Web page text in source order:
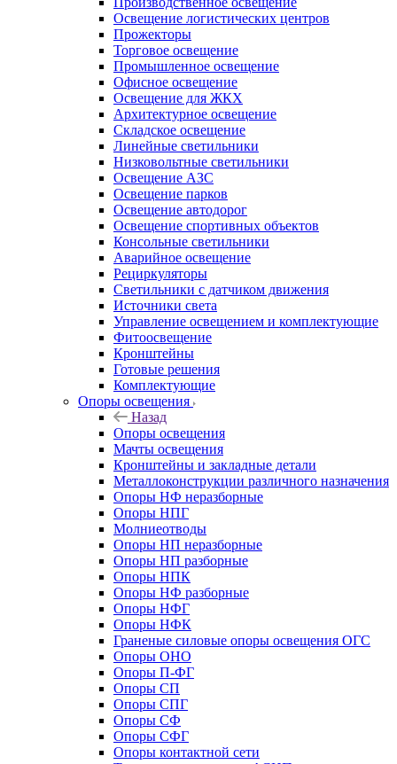
Освещение логистических центров
Прожекторы
Торговое освещение
Промышленное освещение
Офисное освещение
Освещение для ЖКХ
Архитектурное освещение
Складское освещение
Линейные светильники
Низковольтные светильники
Освещение АЗС
Освещение парков
Освещение автодорог
Освещение спортивных объектов
Консольные светильники
Аварийное освещение
Рециркуляторы
Светильники с датчиком движения
Источники света
Управление освещением и комплектующие
Фитоосвещение
Кронштейны
Готовые решения
Комплектующие
Опоры освещения
Назад
Опоры освещения
Мачты освещения
Кронштейны и закладные детали
Металлоконструкции различного назначения
Опоры НФ неразборные
Опоры НПГ
Молниеотводы
Опоры НП неразборные
Опоры НП разборные
Опоры НПК
Опоры НФ разборные
Опоры НФГ
Опоры НФК
Граненые силовые опоры освещения ОГС
Опоры ОНО
Опоры П-ФГ
Опоры СП
Опоры СПГ
Опоры СФ
Опоры СФГ
Опоры контактной сети